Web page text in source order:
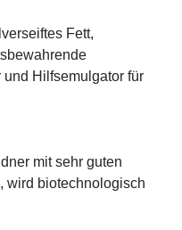
Fett,
Hilfsemulgator für
mit sehr guten
wird biotechnologisch